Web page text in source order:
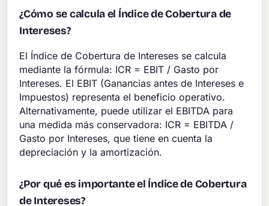
¿Cómo se calcula el Índice de Cobertura de
Intereses?
El Índice de Cobertura de Intereses se calcula
mediante la fórmula: ICR = EBIT / Gasto por
Intereses. El EBIT (Ganancias antes de Intereses e
Impuestos) representa el beneficio operativo.
Alternativamente, puede utilizar el EBITDA para
una medida más conservadora: ICR = EBITDA /
Gasto por Intereses, que tiene en cuenta la
depreciación y la amortización.
¿Por qué es importante el Índice de Cobertura
de Intereses?